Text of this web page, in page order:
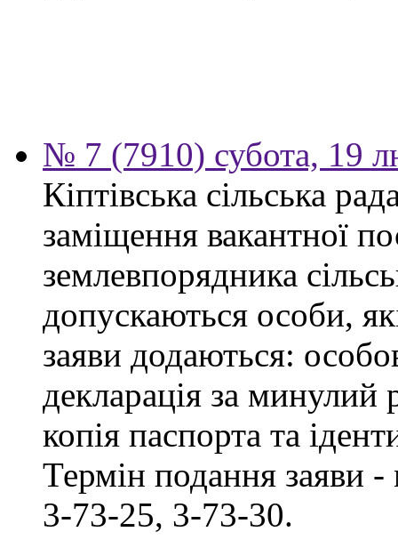
№ 7 (7910) субота, 19
Кіптівська сільська
заміщення вакантної
землевпорядника
допускаються особи,
заяви додаються:
декларація за минулий
копія паспорта та
Термін подання заяви
3-73-25, 3-73-30.